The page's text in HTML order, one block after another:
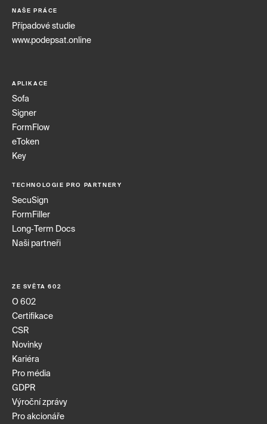
NAŠE PRÁCE
Případové studie
www.podepsat.online
APLIKACE
Sofa
Signer
FormFlow
eToken
Key
TECHNOLOGIE PRO PARTNERY
SecuSign
FormFiller
Long‑Term Docs
Naši partneři
ZE SVĚTA 602
O 602
Certifikace
CSR
Novinky
Kariéra
Pro média
GDPR
Výroční zprávy
Pro akcionáře